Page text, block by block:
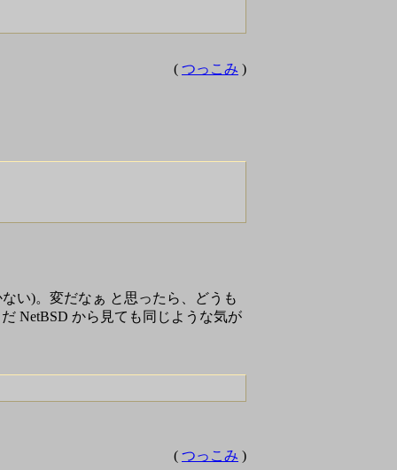
( つっこみ )
い)。変だなぁ と思ったら、どうも
NetBSD から見ても同じような気が
( つっこみ )